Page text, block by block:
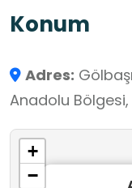
Coğrafya:
ve yük
Mühendislik: Eski
Öğrencilere şu
noktaya köprü
projede yer
Konum
Adres:
Anadolu
+
−